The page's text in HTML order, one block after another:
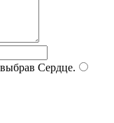
Сердце.